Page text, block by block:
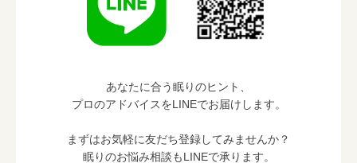
あなたに合う眠りのヒント、
プロのアドバイスをLINEでお届けします。
まずはお気軽に友だち登録してみませんか？
眠りのお悩み相談もLINEで承ります。